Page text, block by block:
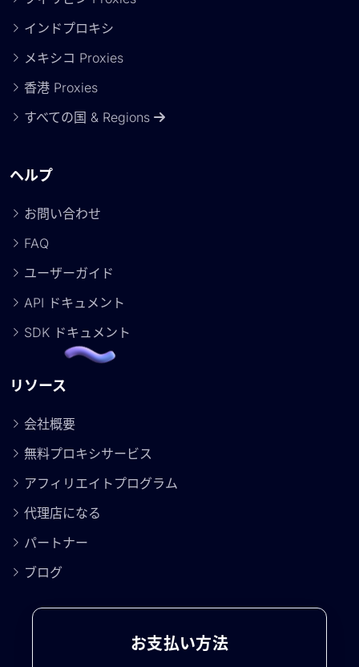
インドプロキシ
メキシコ Proxies
香港 Proxies
すべての国 & Regions
ヘルプ
お問い合わせ
FAQ
ユーザーガイド
API ドキュメント
SDK ドキュメント
リソース
会社概要
無料プロキシサービス
アフィリエイトプログラム
代理店になる
パートナー
ブログ
お支払い方法